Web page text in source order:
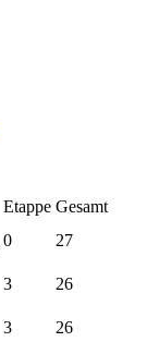
Etappe Gesamt
0
27
3
26
3
26